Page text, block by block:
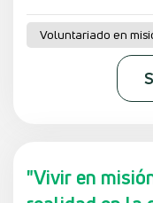
Voluntariado en
"Vivir en